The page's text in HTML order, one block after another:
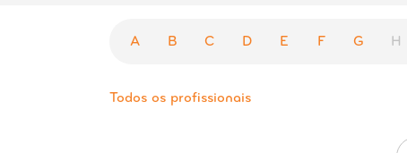
A B C D E F G H
Todos os profissionais